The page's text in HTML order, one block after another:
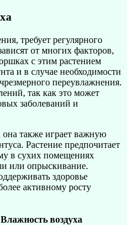
требует регулярного
от многих факторов,
с этим растением
и в случае необходимости
переувлажнения.
так как это может
заболеваний и
она также играет важную
Растение предпочитает
в сухих помещениях
или опрыскивание.
здоровье
активному росту
Влажность воздуха